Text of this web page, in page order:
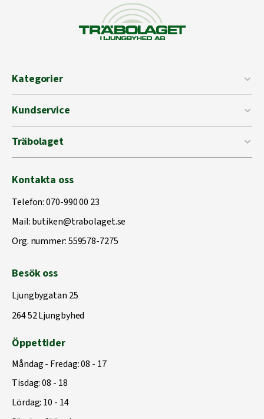
Kategorier
Kundservice
Träbolaget
Kontakta oss
Telefon:070-990 00 23
Mail:butiken@trabolaget.se
Org. nummer: 559578-7275
Besök oss
Ljungbygatan 25
264 52 Ljungbyhed
Öppettider
Måndag - Fredag: 08 - 17
Tisdag: 08 - 18
Lördag: 10 - 14